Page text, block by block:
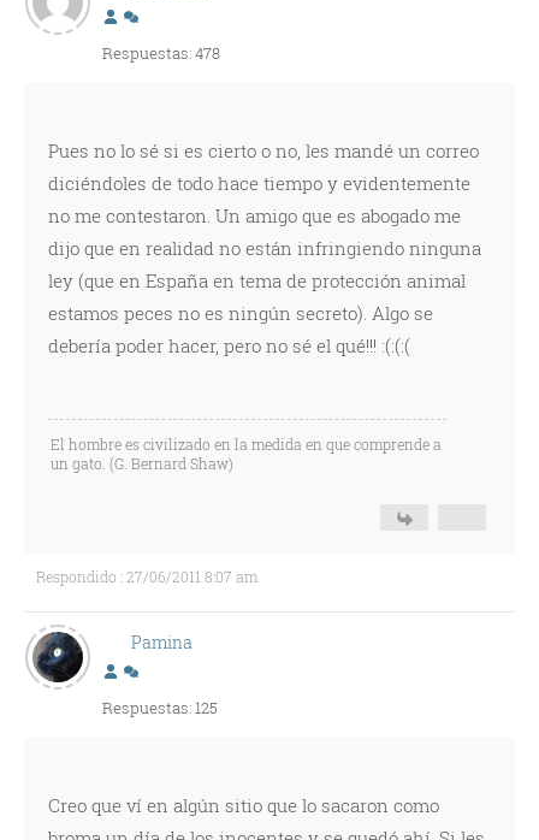
Respuestas: 478
Pues no lo sé si es cierto o no, les mandé un correo
diciéndoles de todo hace tiempo y evidentemente
no me contestaron. Un amigo que es abogado me
dijo que en realidad no están infringiendo ninguna
ley (que en España en tema de protección animal
estamos peces no es ningún secreto). Algo se
debería poder hacer, pero no sé el qué!!! :(:(:(
El hombre es civilizado en la medida en que comprende a
un gato. (G. Bernard Shaw)
Respondido : 27/06/2011 8:07 am
Pamina
Respuestas: 125
Creo que ví en algún sitio que lo sacaron como